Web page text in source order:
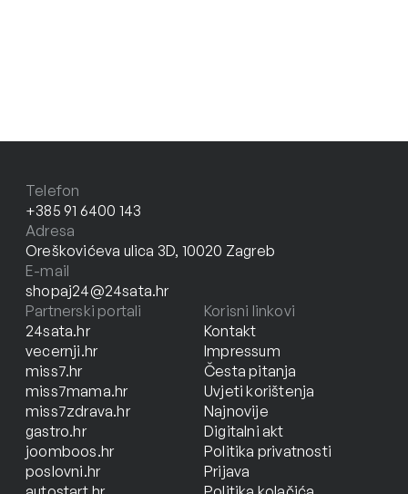
Telefon
+385 91 6400 143
Adresa
Oreškovićeva ulica 3D, 10020 Zagreb
E-mail
shopaj24@24sata.hr
Partnerski portali
24sata.hr
vecernji.hr
miss7.hr
miss7mama.hr
miss7zdrava.hr
gastro.hr
joomboos.hr
poslovni.hr
Korisni linkovi
Kontakt
Impressum
Česta pitanja
Uvjeti korištenja
Najnovije
Digitalni akt
Politika privatnosti
Prijava